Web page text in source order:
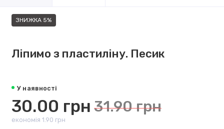
ЗНИЖКА 5%
Ліпимо з пластиліну. Песик
У наявності
30.00 грн 31.90 грн
економія 1.90 грн